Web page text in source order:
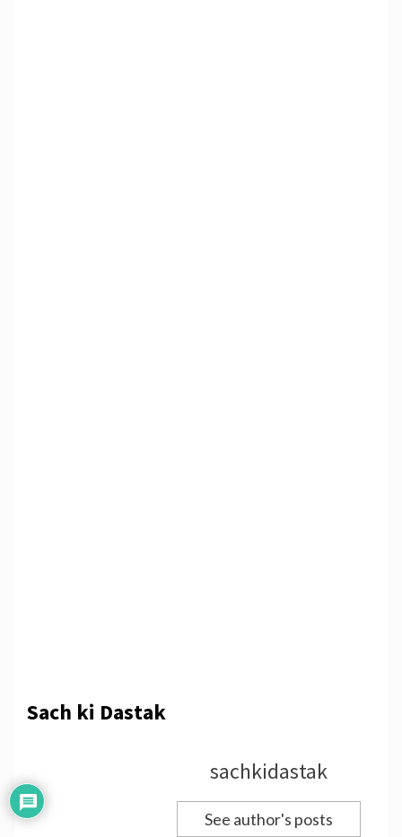
Sach ki Dastak
sachkidastak
See author's posts